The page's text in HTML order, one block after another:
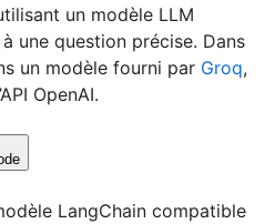
un modèle LLM
une question précise. Dans
un modèle fourni par Groq,
OpenAI.
LangChain compatible